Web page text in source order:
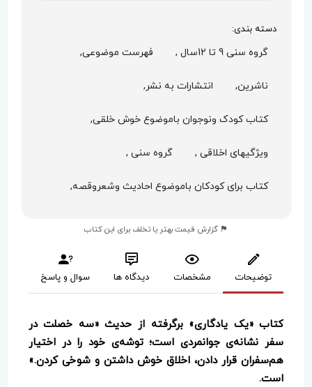
دسته بندی:
گروه سنی 9 تا 12سال , فهرست موضوعی,
ناشرین, انتشارات به نشر,
کتاب کودک ونوجوان باموضوع خوش خلقی,
ویژگیهای اخلاقی , گروه سنی ,
کتاب برای کودکان باموضوع احادیث وشعروقصه,
گزارش قیمت بهتر یا تخلف برای این کتاب
توضیحات مشخصات دیدگاه ها سوال و پاسخ
کتاب «یک یادگاری» برگرفته از حدیث «سه خصلت در
سفر نشانه‌ی جوانمردی است؛ توشه‌ی خود را در اختیار
هم‌سفران قرار دادن، اخلاق خوش داشتن و شوخی کردن.»
است.